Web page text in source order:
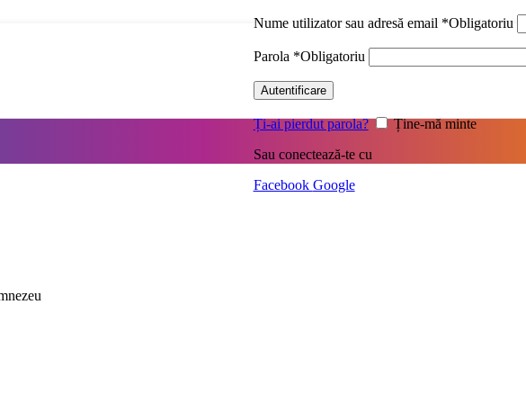
Nume utilizator sau adresă email *Obligatoriu
Parola *Obligatoriu
Autentificare
Ți-ai pierdut parola?
Ține-mă minte
Sau conectează-te cu
Facebook Google